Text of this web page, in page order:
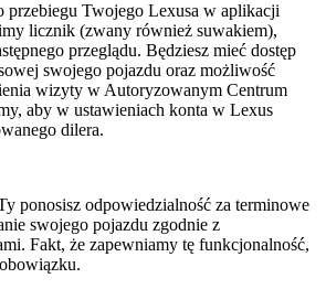
przebiegu Twojego Lexusa w aplikacji
licznik (zwany również suwakiem),
przeglądu. Będziesz mieć dostęp
swojego pojazdu oraz możliwość
wizyty w Autoryzowanym Centrum
aby w ustawieniach konta w Lexus
dilera.
ponosisz odpowiedzialność za terminowe
swojego pojazdu zgodnie z
Fakt, że zapewniamy tę funkcjonalność,